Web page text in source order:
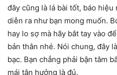
đây cũng là lá bài tốt, báo
diễn ra như bạn mong muốn.
hay lo sợ mà hãy bắt tay vào
bản thân nhé. Nói chung, đây
bạc. Bạn chẳng phải bận tâm
mái tận hưởng là đủ.